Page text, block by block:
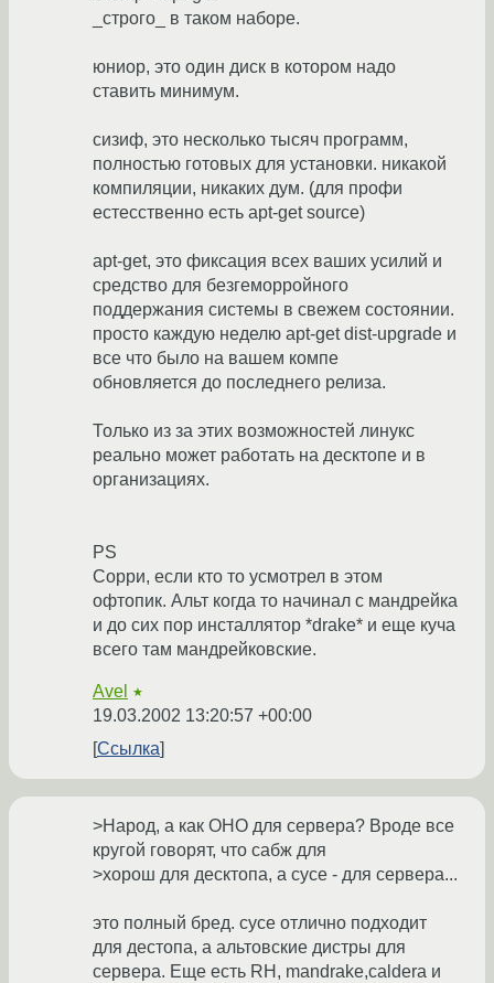
_строго_ в таком наборе.
юниор, это один диск в котором надо
ставить минимум.
сизиф, это несколько тысяч программ,
полностью готовых для установки. никакой
компиляции, никаких дум. (для профи
естесственно есть apt-get source)
apt-get, это фиксация всех ваших усилий и
средство для безгеморройного
поддержания системы в свежем состоянии.
просто каждую неделю apt-get dist-upgrade и
все что было на вашем компе
обновляется до последнего релиза.
Только из за этих возможностей линукс
реально может работать на десктопе и в
организациях.
PS
Сорри, если кто то усмотрел в этом
офтопик. Альт когда то начинал с мандрейка
и до сих пор инсталлятор *drake* и еще куча
всего там мандрейковские.
Avel ★
19.03.2002 13:20:57 +00:00
Ссылка
>Народ, а как ОНО для сервера? Вроде все
кругой говорят, что сабж для
>хорош для десктопа, а сусе - для сервера...
это полный бред. сусе отлично подходит
для дестопа, а альтовские дистры для
сервера. Еще есть RH, mandrake,caldera и